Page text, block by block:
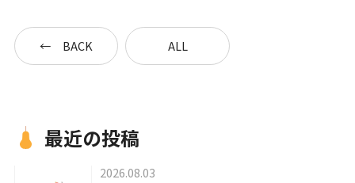
草深こじか第二保育園
BACK ALL
最近の投稿
2026.08.03